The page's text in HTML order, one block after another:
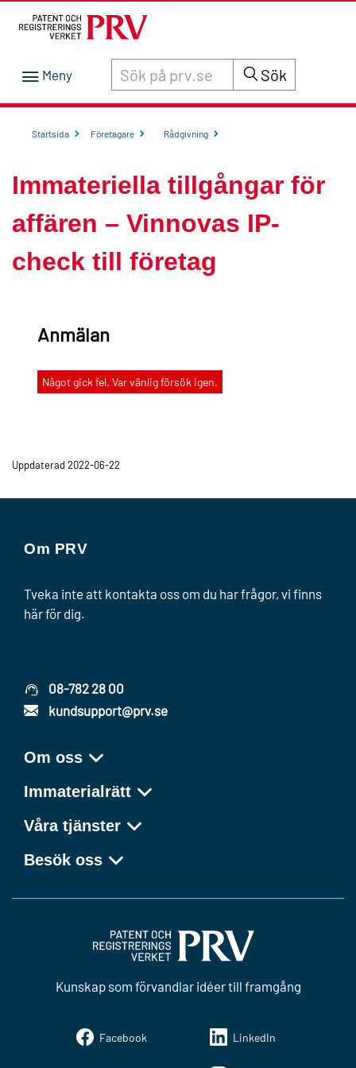
Sök innehåll på siten prv.se Sök
Startsida Företagare Rådgivning
Immateriella tillgångar för
affären – Vinnovas IP-
check till företag
Anmälan
Något gick fel. Var vänlig försök igen.
Uppdaterad 2022-06-22
Om PRV
Tveka inte att kontakta oss om du har frågor, vi finns
här för dig.
08-782 28 00
kundsupport@prv.se
Om oss
Immaterialrätt
Våra tjänster
Besök oss
Kunskap som förvandlar idéer till framgång
Facebook LinkedIn